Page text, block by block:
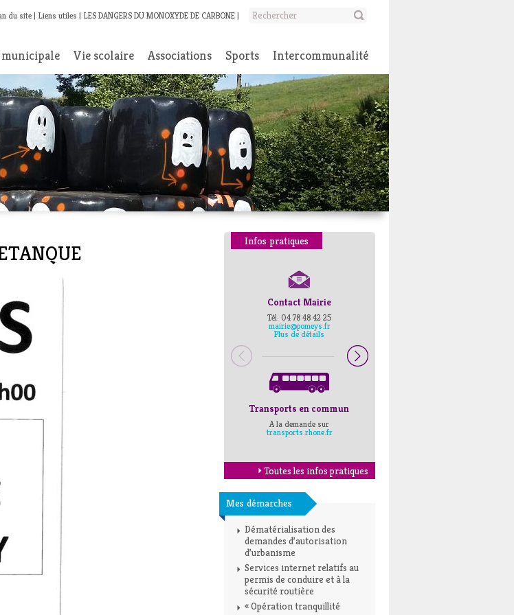
du site Liens utiles LES DANGERS DU MONOXYDE DE CARBONE
Vie scolaire Associations Sports Intercommunalité
Infos pratiques
Contact Mairie
Tél: 04 78 48 42 25
mairie@pomeys.fr
Plus de détails
Transports en commun
A la demande sur
transports.rhone.fr
Toutes les infos pratiques
Mes démarches
Dématérialisation des
demandes d’autorisation
d’urbanisme
Services internet relatifs au
permis de conduire et à la
sécurité routière
« Opération tranquillité